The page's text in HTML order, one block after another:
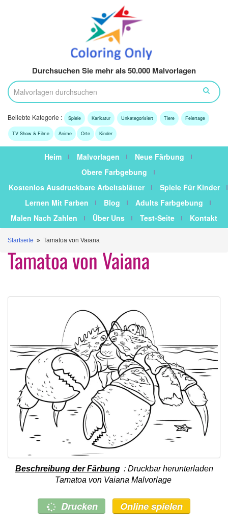
Durchsuchen Sie mehr als 50.000 Malvorlagen
Beliebte Kategorie : Spiele Karikatur Unkategorisiert Tiere Feiertage
TV Show & Filme Anime Orte Kinder
Heim Malvorlagen
Neue Färbung
Obere Farbgebung
Kostenlos Ausdruckbare Arbeitsblätter
Spiele Für Kinder
Lernen Mit Farben
Blog
Adults Farbgebung
Malen Nach Zahlen
Über Uns Test-Seite Kontakt
Startseite » Tamatoa von Vaiana
Tamatoa von Vaiana
Beschreibung der Färbung : Druckbar herunterladen
Tamatoa von Vaiana Malvorlage
Drucken Online spielen